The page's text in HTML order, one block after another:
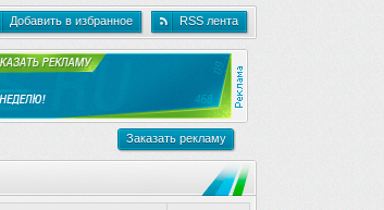
Добавить в избранное RSS лента
Заказать рекламу